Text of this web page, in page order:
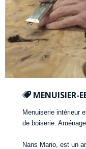
MENUISIER-
Menuiserie intérieur
de boiserie.
Nans Mario, est un